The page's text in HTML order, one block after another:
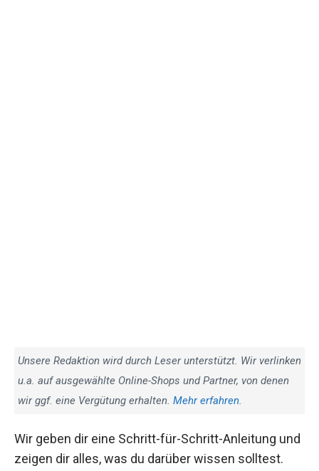
Unsere Redaktion wird durch Leser unterstützt. Wir verlinken
u.a. auf ausgewählte Online-Shops und Partner, von denen
wir ggf. eine Vergütung erhalten. Mehr erfahren.
Wir geben dir eine Schritt-für-Schritt-Anleitung und
zeigen dir alles, was du darüber wissen solltest.